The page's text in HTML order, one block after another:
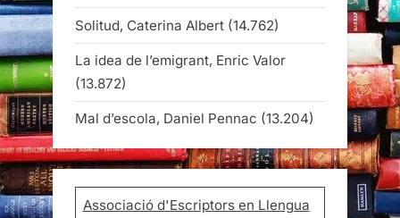
Solitud, Caterina Albert (14.762)
La idea de l’emigrant, Enric Valor
(13.872)
Mal d’escola, Daniel Pennac (13.204)
Associació d'Escriptors en Llengua